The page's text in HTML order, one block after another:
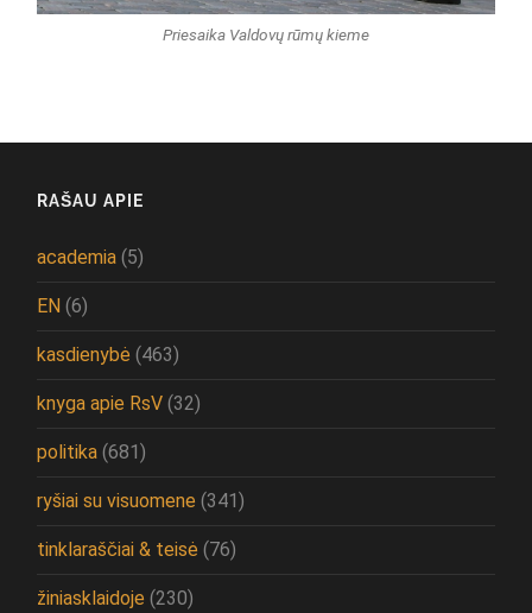
Priesaika Valdovų rūmų kieme
RAŠAU APIE
academia (5)
EN (6)
kasdienybė (463)
knyga apie RsV (32)
politika (681)
ryšiai su visuomene (341)
tinklaraščiai & teisė (76)
žiniasklaidoje (230)